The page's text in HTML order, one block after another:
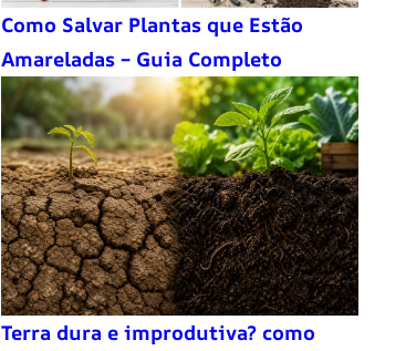
Como Salvar Plantas que Estão
Amareladas – Guia Completo
Terra dura e improdutiva? como